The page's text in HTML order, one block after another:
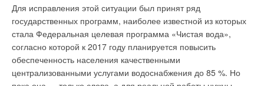
Для исправления этой ситуации был принят ряд
государственных программ, наиболее известной из которых
стала Федеральная целевая программа «Чистая вода»,
согласно которой к 2017 году планируется повысить
обеспеченность населения качественными
централизованными услугами водоснабжения до 85 %. Но
Рис. 2. Возможная схема
циркуляционных колец №2
выбором: или продолжать
платить по нормативам,
которые неизвестным
образом увеличиваются,
или переходить на учет
своего потребления, с
большое количество
разногласий, составляя при
этом львиную долю
коммунальных платежей.
На сегодняшний день
наиболее популярным